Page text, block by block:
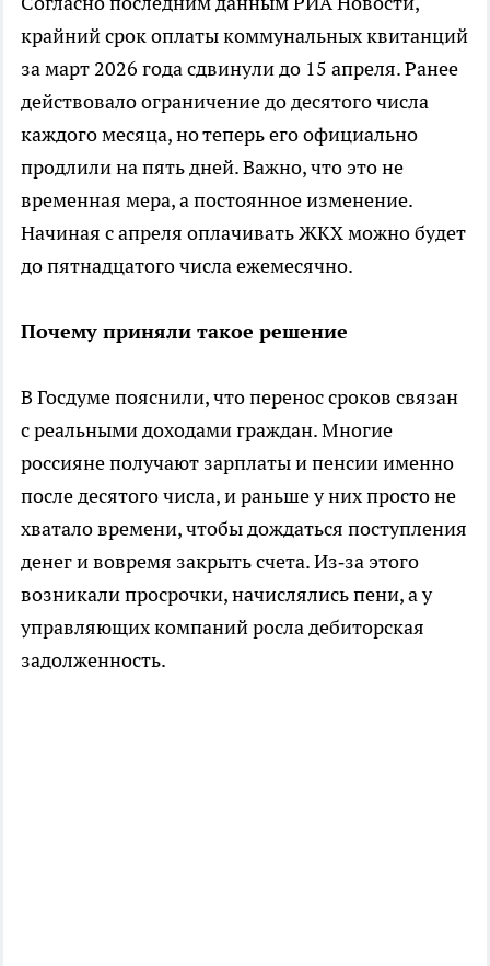
крайний срок оплаты коммунальных квитанций
за март 2026 года сдвинули до 15 апреля. Ранее
действовало ограничение до десятого числа
каждого месяца, но теперь его официально
продлили на пять дней. Важно, что это не
временная мера, а постоянное изменение.
Начиная с апреля оплачивать ЖКХ можно будет
до пятнадцатого числа ежемесячно.
Почему приняли такое решение
В Госдуме пояснили, что перенос сроков связан
с реальными доходами граждан. Многие
россияне получают зарплаты и пенсии именно
после десятого числа, и раньше у них просто не
хватало времени, чтобы дождаться поступления
денег и вовремя закрыть счета. Из‑за этого
возникали просрочки, начислялись пени, а у
управляющих компаний росла дебиторская
задолженность.